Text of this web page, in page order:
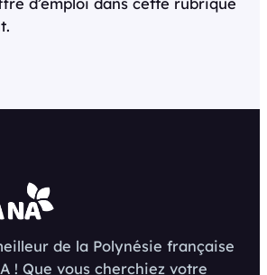
de la Polynésie française
! Que vous cherchiez votre